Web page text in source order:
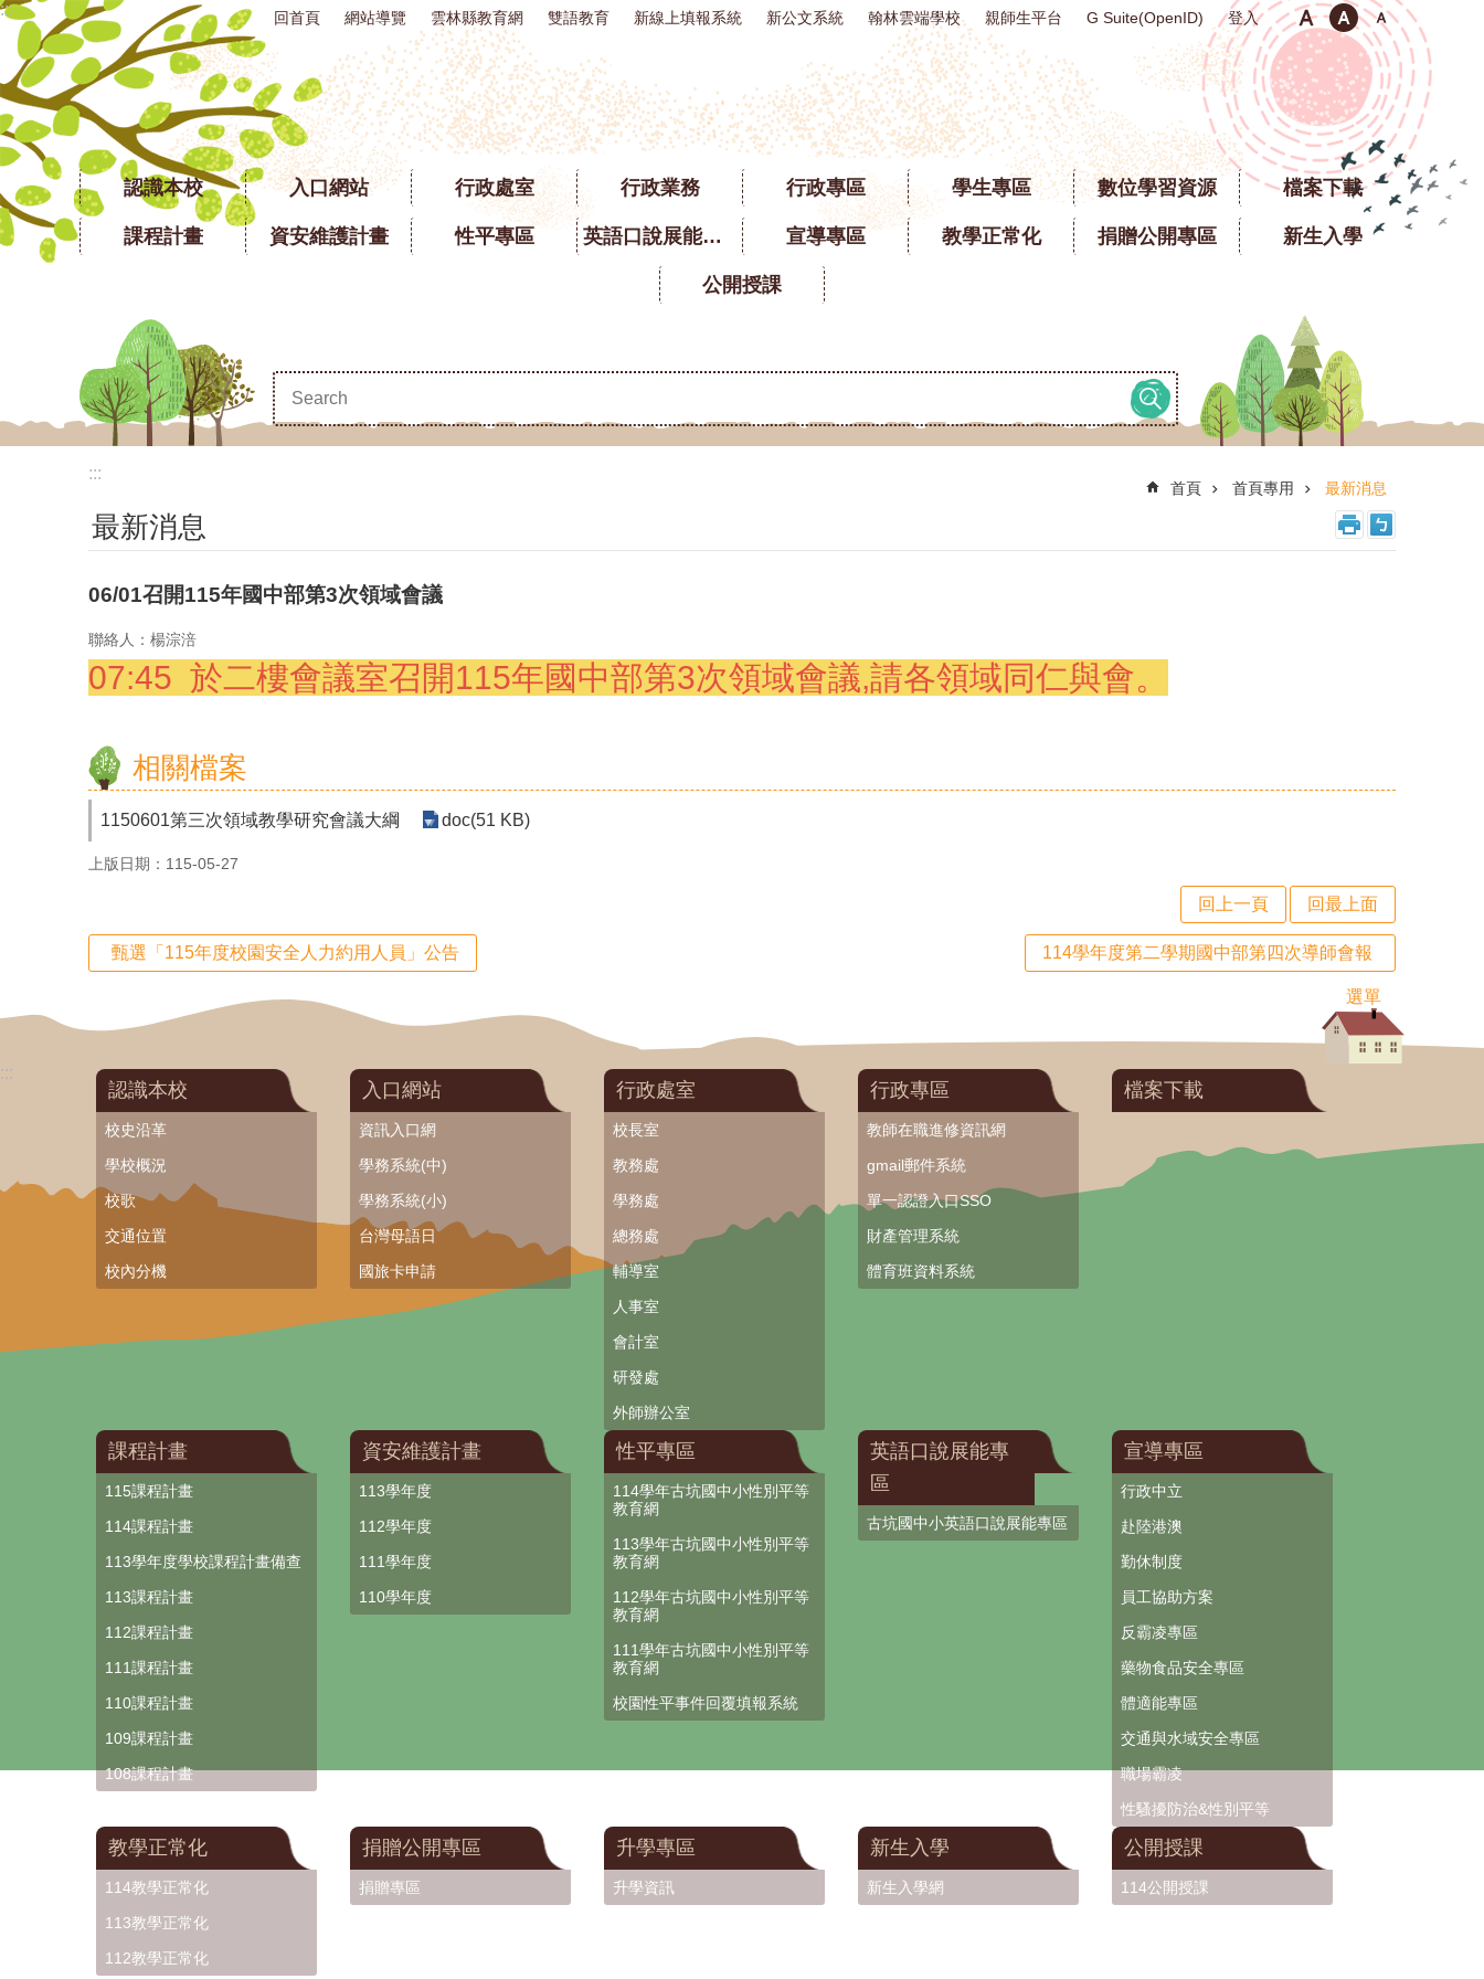
跳到主要內容區塊
::: 回首頁 網站導覽 雲林縣教育網 雙語教育 新線上填報系統 新公文系統 翰林雲端學校 親師生平台 G Suite(OpenID) 登入
認識本校 入口網站 行政處室 行政業務 行政專區 學生專區 數位學習資源 檔案下載
課程計畫 資安維護計畫 性平專區 英語口說展能專區 宣導專區 教學正常化 捐贈公開專區 新生入學
公開授課
:::
首頁 首頁專用 最新消息
最新消息
06/01召開115年國中部第3次領域會議
聯絡人：楊淙涪
07:45 於二樓會議室召開115年國中部第3次領域會議,請各領域同仁與會。
相關檔案
1150601第三次領域教學研究會議大綱 doc(51 KB)
上版日期：115-05-27
回上一頁 回最上面
甄選「115年度校園安全人力約用人員」公告 114學年度第二學期國中部第四次導師會報
選單
:::
認識本校
校史沿革
學校概況
校歌
交通位置
校內分機
入口網站
資訊入口網
學務系統(中)
學務系統(小)
台灣母語日
國旅卡申請
行政處室
校長室
教務處
學務處
總務處
輔導室
人事室
會計室
研發處
外師辦公室
行政專區
教師在職進修資訊網
gmail郵件系統
單一認證入口SSO
財產管理系統
體育班資料系統
檔案下載
課程計畫
115課程計畫
114課程計畫
113學年度學校課程計畫備查
113課程計畫
112課程計畫
111課程計畫
110課程計畫
109課程計畫
108課程計畫
資安維護計畫
113學年度
112學年度
111學年度
110學年度
性平專區
114學年古坑國中小性別平等
教育網
113學年古坑國中小性別平等
教育網
112學年古坑國中小性別平等
教育網
111學年古坑國中小性別平等
教育網
校園性平事件回覆填報系統
英語口說展能專
區
古坑國中小英語口說展能專區
宣導專區
行政中立
赴陸港澳
勤休制度
員工協助方案
反霸凌專區
藥物食品安全專區
體適能專區
交通與水域安全專區
職場霸凌
性騷擾防治&性別平等
教學正常化
114教學正常化
113教學正常化
112教學正常化
捐贈公開專區
捐贈專區
升學專區
升學資訊
新生入學
新生入學網
公開授課
114公開授課